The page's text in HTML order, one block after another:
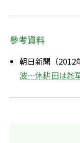
參考資料
朝日新聞（2012
波…休耕田は雑